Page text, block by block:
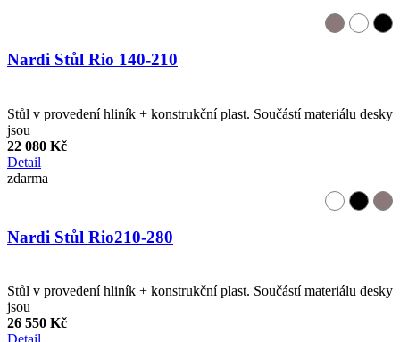
Nardi Stůl Rio 140-210
Stůl v provedení hliník + konstrukční plast. Součástí materiálu desky
jsou
22 080 Kč
Detail
zdarma
Nardi Stůl Rio210-280
Stůl v provedení hliník + konstrukční plast. Součástí materiálu desky
jsou
26 550 Kč